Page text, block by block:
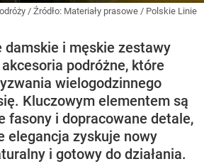
/ Źródło: Materiały prasowe / Polskie Linie
damskie i męskie zestawy
podróżne, które
wielogodzinnego
Kluczowym elementem są
fasony i dopracowane detale,
elegancja zyskuje nowy
i gotowy do działania.